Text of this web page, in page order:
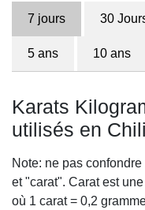
7 jours 30
5 ans 10 ans
Karats
utilisés en Chili
Note: ne pas
et "carat". Carat est
où 1 carat = 0,2